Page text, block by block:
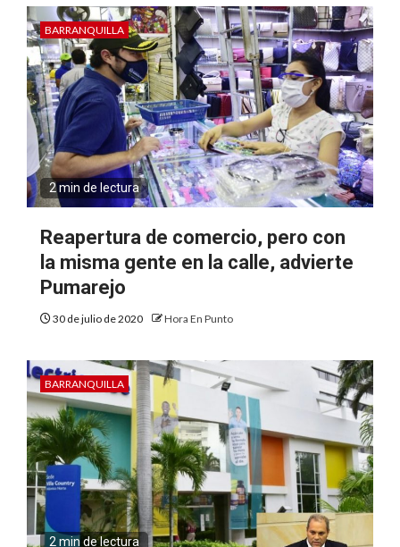
BARRANQUILLA
2 min de lectura
Reapertura de comercio, pero con
la misma gente en la calle, advierte
Pumarejo
30 de julio de 2020 Hora En Punto
BARRANQUILLA
2 min de lectura